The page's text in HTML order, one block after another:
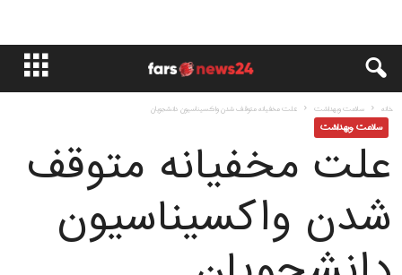
خانه سلامت وبهداشت علت مخفیانه متوقف شدن واکسیناسیون دانشجویان
سلامت وبهداشت
علت مخفیانه متوقف
شدن واکسیناسیون